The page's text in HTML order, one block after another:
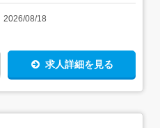
、据え付けを行います。実際
備が稼働した時の音、響き、
感は格別です。★年に数回、泊
。もちろん通勤手当、出張手当
みながら出張に行っています。
場で、ガラスマットを指定の
からないことがあればなんでも
2026/08/18
求人詳細を見る